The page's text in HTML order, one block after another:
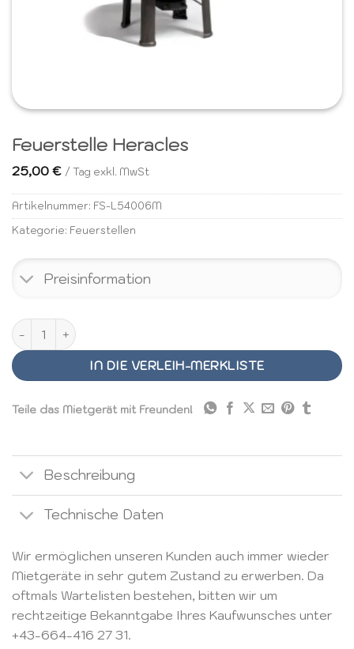
Feuerstelle Heracles
25,00 € / Tag exkl. MwSt
Artikelnummer: FS-L54006M
Kategorie: Feuerstellen
Preisinformation
Feuerstelle Heracles Menge
IN DIE VERLEIH-MERKLISTE
Teile das Mietgerät mit Freunden!
Beschreibung
Technische Daten
Wir ermöglichen unseren Kunden auch immer wieder
Mietgeräte in sehr gutem Zustand zu erwerben. Da
oftmals Wartelisten bestehen, bitten wir um
rechtzeitige Bekanntgabe Ihres Kaufwunsches unter
+43-664-416 27 31.